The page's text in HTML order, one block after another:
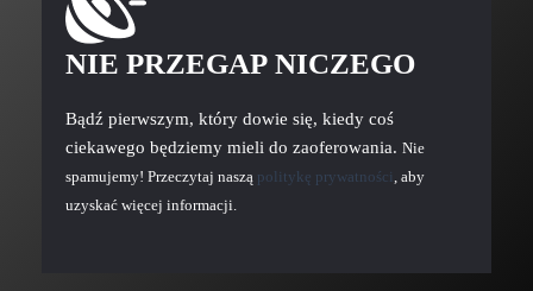
NIE PRZEGAP NICZEGO
Bądź pierwszym, który dowie się, kiedy coś
ciekawego będziemy mieli do zaoferowania. Nie
spamujemy! Przeczytaj naszą politykę prywatności , aby
uzyskać więcej informacji.